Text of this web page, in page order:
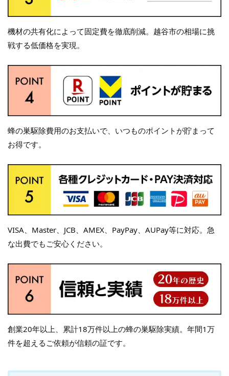
機材の共有化によって固定費を徹底削減。越谷市の相場に挑
戦する低価格を実現。
蜂の巣駆除費用のお支払いで、いつものポイントが貯まって
お得です。
VISA、Master、JCB、AMEX、PayPay、AUPay等に対応。急
な出費でもご安心ください。
創業20年以上、累計18万件以上の蜂の巣駆除実績。年間1万
件を超えるご依頼が信頼の証です。